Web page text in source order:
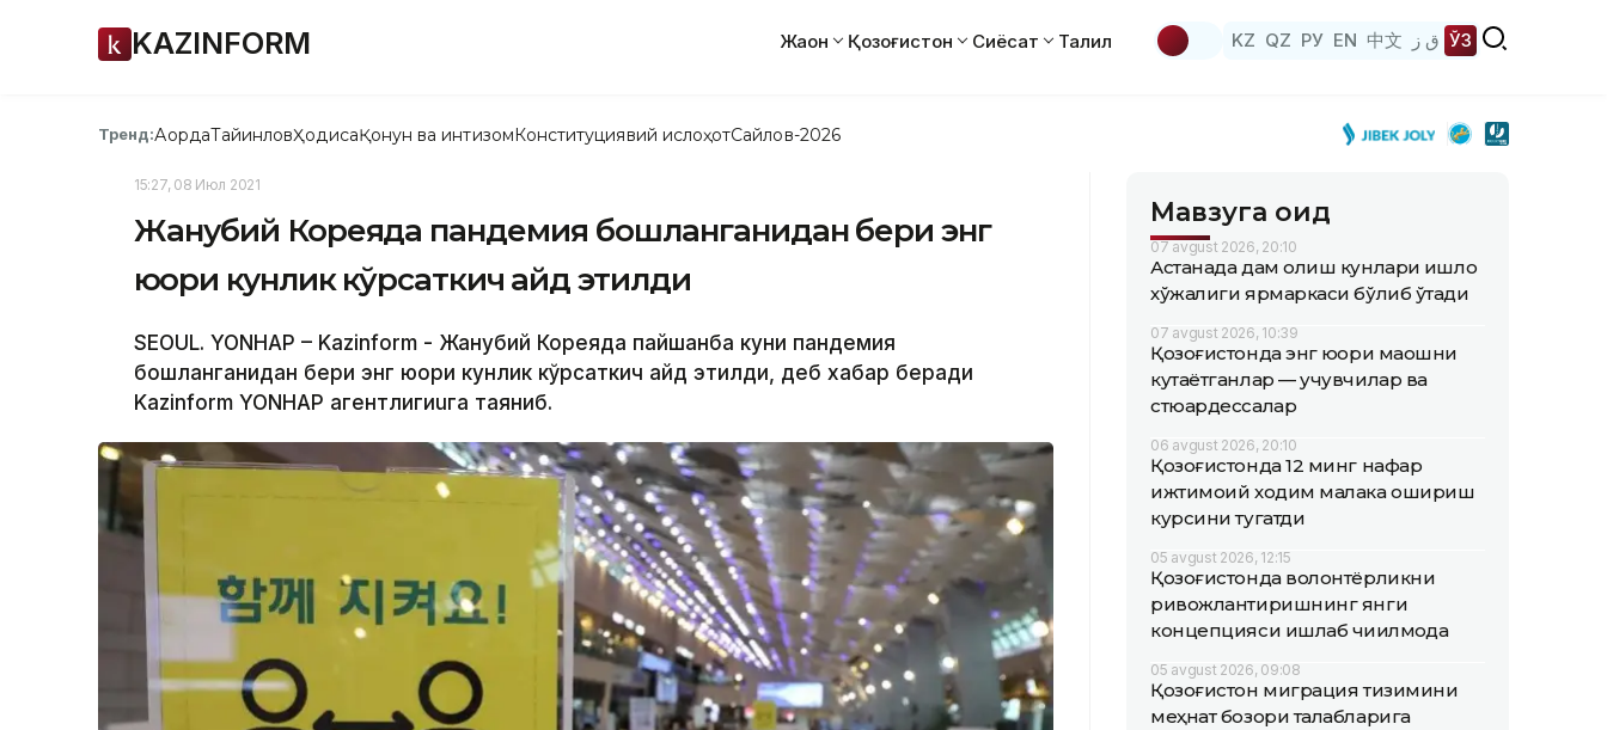
KAZINFORM Жаҳон Қозоғистон Сиёсат Таҳлил KZ QZ РУ EN 中文 ق ز ЎЗ
Тренд:АқордаТайинловҲодисаҚонун ва интизомКонституциявий ислоҳотСайлов-2026
15:27, 08 Июл 2021
Жанубий Кореяда пандемия бошланганидан бери энг
юқори кунлик кўрсаткич қайд этилди
SEOUL. YONHAP – Kazinform - Жанубий Кореяда пайшанба куни пандемия
бошланганидан бери энг юқори кунлик кўрсаткич қайд этилди, деб хабар беради
Kazinform YONHAP агентлигиuга таяниб.
Мавзуга оид
07 avgust 2026, 20:10
Астанада дам олиш кунлари қишлоқ
хўжалиги ярмаркаси бўлиб ўтади
07 avgust 2026, 10:39
Қозоғистонда энг юқори маошни
кутаётганлар — учувчилар ва
стюардессалар
06 avgust 2026, 20:10
Қозоғистонда 12 минг нафар
ижтимоий ходим малака ошириш
курсини тугатди
05 avgust 2026, 12:15
Қозоғистонда волонтёрликни
ривожлантиришнинг янги
концепцияси ишлаб чиқилмоқда
05 avgust 2026, 09:08
Қозоғистон миграция тизимини
меҳнат бозори талабларига